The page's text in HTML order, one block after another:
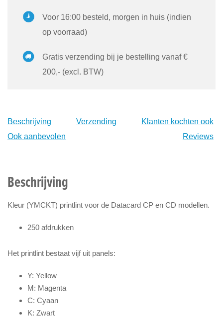
Voor 16:00 besteld, morgen in huis (indien
op voorraad)
Gratis verzending bij je bestelling vanaf €
200,- (excl. BTW)
Beschrijving Verzending
Klanten kochten ook
Ook aanbevolen
Reviews
Beschrijving
Kleur (YMCKT) printlint voor de Datacard CP en CD modellen.
250 afdrukken
Het printlint bestaat vijf uit panels:
Y: Yellow
M: Magenta
C: Cyaan
K: Zwart